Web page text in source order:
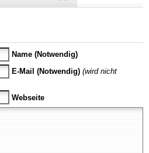
Name (Notwendig)
E-Mail (Notwendig) (wird nicht
Webseite